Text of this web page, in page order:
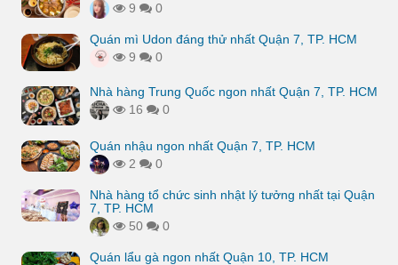
9
0
Quán mì Udon đáng thử nhất Quận 7, TP. HCM
9
0
Nhà hàng Trung Quốc ngon nhất Quận 7, TP. HCM
16
0
Quán nhậu ngon nhất Quận 7, TP. HCM
2
0
Nhà hàng tổ chức sinh nhật lý tưởng nhất tại Quận
7, TP. HCM
50
0
Quán lẩu gà ngon nhất Quận 10, TP. HCM